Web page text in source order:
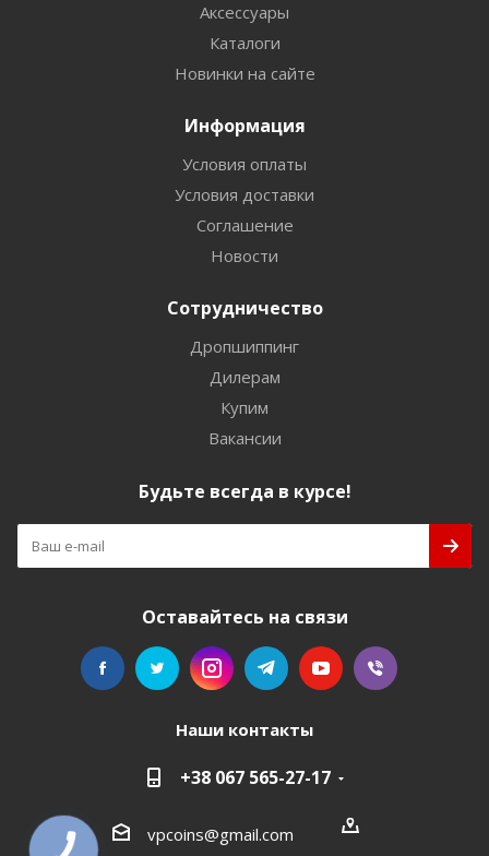
Аксессуары
Каталоги
Новинки на сайте
Информация
Условия оплаты
Условия доставки
Соглашение
Новости
Сотрудничество
Дропшиппинг
Дилерам
Купим
Вакансии
Будьте всегда в курсе!
Оставайтесь на связи
Наши контакты
+38 067 565-27-17
vpcoins@gmail.com
КНОПКА
СВЯЗИ